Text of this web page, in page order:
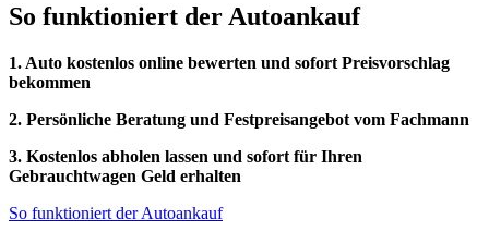
So funktioniert der Autoankauf
1. Auto kostenlos online bewerten und sofort Preisvorschlag
bekommen
2. Persönliche Beratung und Festpreisangebot vom Fachmann
3. Kostenlos abholen lassen und sofort für Ihren
Gebrauchtwagen Geld erhalten
So funktioniert der Autoankauf